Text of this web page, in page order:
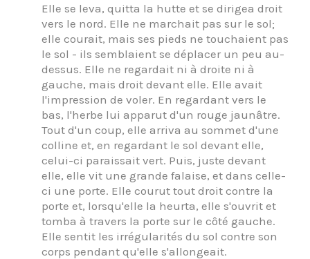
Elle se leva, quitta la hutte et se dirigea droit
vers le nord. Elle ne marchait pas sur le sol;
elle courait, mais ses pieds ne touchaient pas
le sol - ils semblaient se déplacer un peu au-
dessus. Elle ne regardait ni à droite ni à
gauche, mais droit devant elle. Elle avait
l'impression de voler. En regardant vers le
bas, l'herbe lui apparut d'un rouge jaunâtre.
Tout d'un coup, elle arriva au sommet d'une
colline et, en regardant le sol devant elle,
celui-ci paraissait vert. Puis, juste devant
elle, elle vit une grande falaise, et dans celle-
ci une porte. Elle courut tout droit contre la
porte et, lorsqu'elle la heurta, elle s'ouvrit et
tomba à travers la porte sur le côté gauche.
Elle sentit les irrégularités du sol contre son
corps pendant qu'elle s'allongeait.